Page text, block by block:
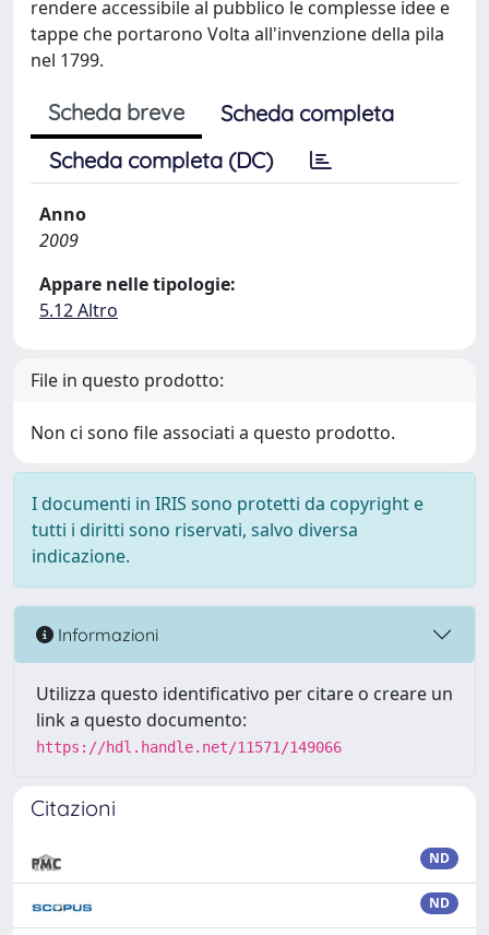
rendere accessibile al pubblico le complesse idee e
tappe che portarono Volta all'invenzione della pila
nel 1799.
Scheda breve
Scheda completa
Scheda completa (DC)
Anno
2009
Appare nelle tipologie:
5.12 Altro
File in questo prodotto:
Non ci sono file associati a questo prodotto.
I documenti in IRIS sono protetti da copyright e
tutti i diritti sono riservati, salvo diversa
indicazione.
Informazioni
Utilizza questo identificativo per citare o creare un
link a questo documento:
https://hdl.handle.net/11571/149066
Citazioni
ND
ND